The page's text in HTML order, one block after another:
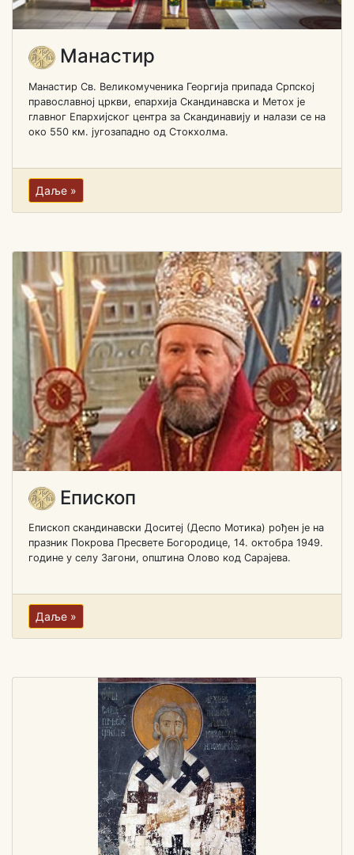
Манастир
Манастир Св. Великомученика Георгија припада Српској
православној цркви, епархија Скандинавска и Метох је
главног Епархијског центра за Скандинавију и налази се на
око 550 км. југозападно од Стокхолма.
Даље »
Епископ
Епископ скандинавски Доситеј (Деспо Мотика) рођен je на
празник Покрова Пресвете Богородице, 14. октобра 1949.
године у селу Загони, општина Олово код Сарајева.
Даље »